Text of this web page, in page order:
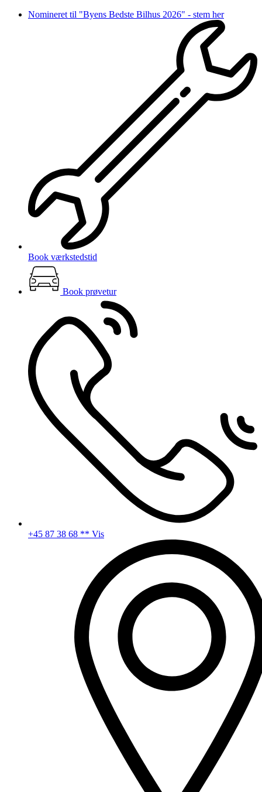
VidereNomineret til "Byens Bedste Bilhus 2026" - stem her
Book værkstedstid
Book prøvetur
+45 87 38 68 ** Vis